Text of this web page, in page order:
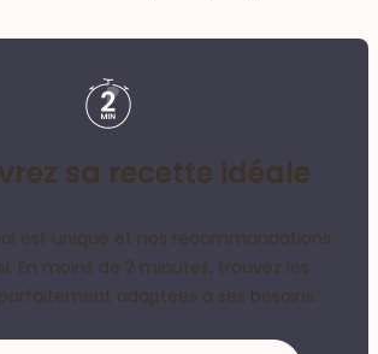
sa recette idéale
est unique et nos recommandations
En moins de 2 minutes, trouvez les
adaptées à ses besoins.